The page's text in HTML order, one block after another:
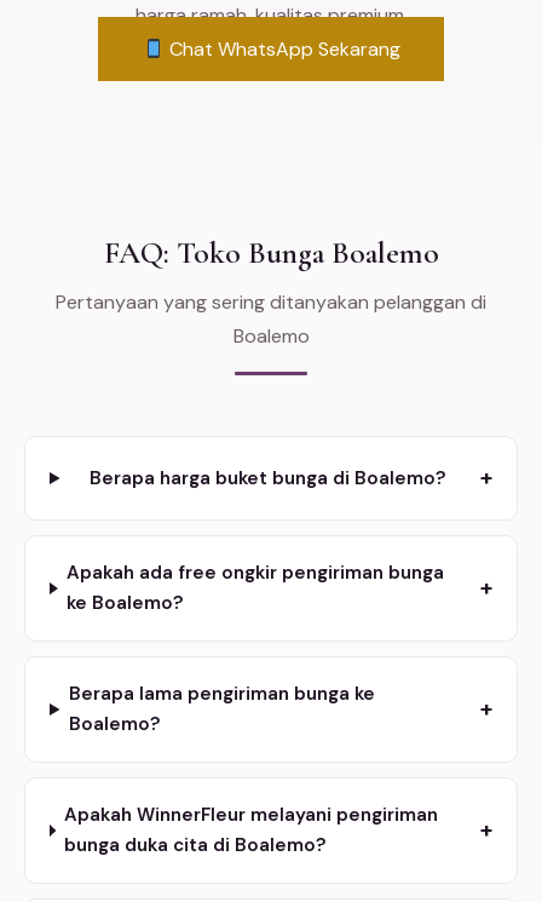
harga ramah, kualitas premium.
Chat WhatsApp Sekarang
FAQ: Toko Bunga Boalemo
Pertanyaan yang sering ditanyakan pelanggan di
Boalemo
Berapa harga buket bunga di Boalemo? +
Apakah ada free ongkir pengiriman bunga
ke Boalemo?
+
Berapa lama pengiriman bunga ke
Boalemo?
+
Apakah WinnerFleur melayani pengiriman
bunga duka cita di Boalemo?
+